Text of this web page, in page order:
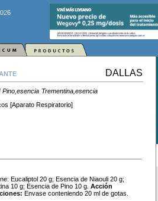
DALLAS
Pino,esencia Trementina,esencia
[Aparato Respiratorio]
Eucaliptol 20 g; Esencia de Niaouli 20 g;
10 g; Esencia de Pino 10 g. Acción
Envase conteniendo 20 ml de gotas.